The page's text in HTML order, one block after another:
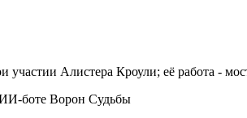
Алистера Кроули; её работа -